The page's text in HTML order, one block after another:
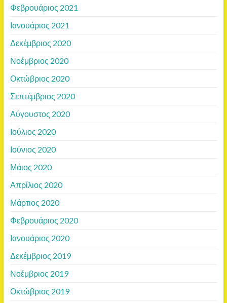
Φεβρουάριος 2021
Ιανουάριος 2021
Δεκέμβριος 2020
Νοέμβριος 2020
Οκτώβριος 2020
Σεπτέμβριος 2020
Αύγουστος 2020
Ιούλιος 2020
Ιούνιος 2020
Μάιος 2020
Απρίλιος 2020
Μάρτιος 2020
Φεβρουάριος 2020
Ιανουάριος 2020
Δεκέμβριος 2019
Νοέμβριος 2019
Οκτώβριος 2019